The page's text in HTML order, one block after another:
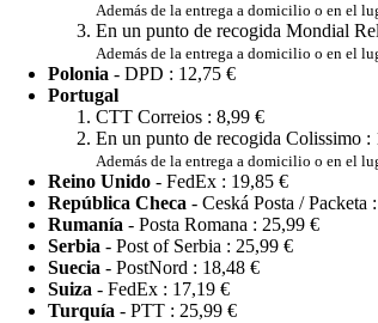
Además de la entrega a domicilio o en el
En un punto de recogida Mondial
Además de la entrega a domicilio o en el
Polonia - DPD : 12,75 €
Portugal
CTT Correios : 8,99 €
En un punto de recogida Colissimo :
Además de la entrega a domicilio o en el
Reino Unido - FedEx : 19,85 €
República Checa - Ceská Posta / Packeta :
Rumanía - Posta Romana : 25,99 €
Serbia - Post of Serbia : 25,99 €
Suecia - PostNord : 18,48 €
Suiza - FedEx : 17,19 €
Turquía - PTT : 25,99 €